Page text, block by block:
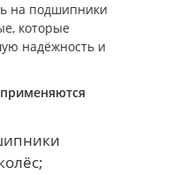
на подшипники
которые
надёжность и